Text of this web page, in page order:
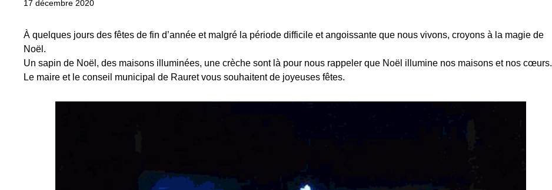
17 décembre 2020
À quelques jours des fêtes de fin d’année et malgré la période difficile et angoissante que nous vivons, croyons à la magie de
Noël.
Un sapin de Noël, des maisons illuminées, une crèche sont là pour nous rappeler que Noël illumine nos maisons et nos cœurs.
Le maire et le conseil municipal de Rauret vous souhaitent de joyeuses fêtes.